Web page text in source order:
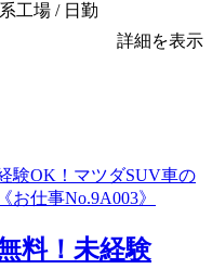
工場 / 日勤
詳細を表示
料！未経験